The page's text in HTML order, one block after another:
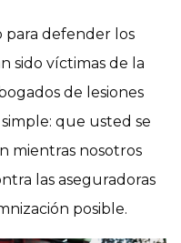
para defender los
sido víctimas de la
de lesiones
que usted se
mientras nosotros
las aseguradoras
posible.